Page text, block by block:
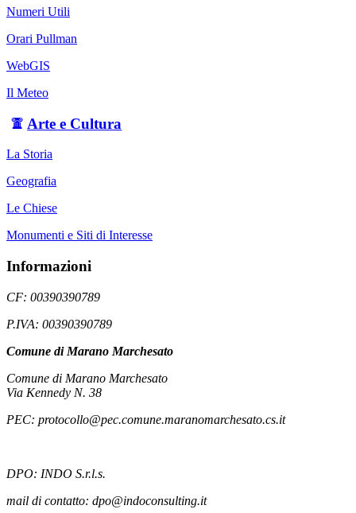
Numeri Utili
Orari Pullman
WebGIS
Il Meteo
Arte e Cultura
La Storia
Geografia
Le Chiese
Monumenti e Siti di Interesse
Informazioni
CF: 00390390789
P.IVA: 00390390789
Comune di Marano Marchesato
Comune di Marano Marchesato
Via Kennedy N. 38
PEC: protocollo@pec.comune.maranomarchesato.cs.it
DPO: INDO S.r.l.s.
mail di contatto: dpo@indoconsulting.it